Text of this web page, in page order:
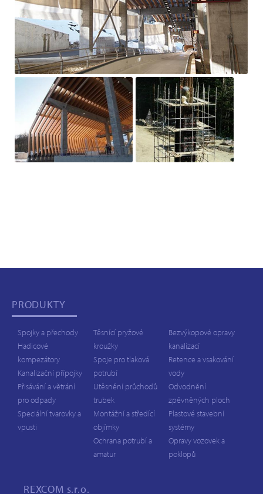
PRODUKTY
Spojky a přechody
Hadicové
kompezátory
Kanalizační přípojky
Přisávání a větrání
pro odpady
Speciální tvarovky a
vpusti
Těsnící pryžové
kroužky
Spoje pro tlaková
potrubí
Utěsnění průchodů
trubek
Montážní a středící
objímky
Ochrana potrubí a
amatur
Bezvýkopové opravy
kanalizací
Retence a vsakování
vody
Odvodnění
zpěvněných ploch
Plastové stavební
systémy
Opravy vozovek a
poklopů
REXCOM s.r.o.